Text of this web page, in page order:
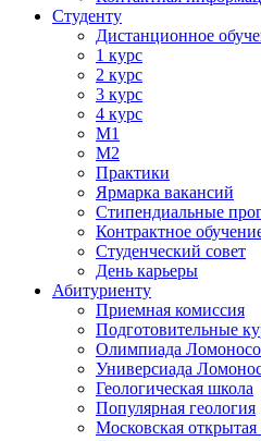
Студенту
Дистанционное
1 курс
2 курс
3 курс
4 курс
М1
М2
Практики
Ярмарка вакансий
Стипендиальные
Контрактное
Студенческий совет
День карьеры
Абитуриенту
Приемная комиссия
Подготовительные
Олимпиада
Универсиада
Геологическая школа
Популярная геология
Московская